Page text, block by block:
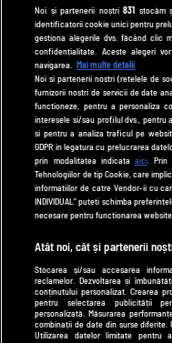
UTILE
Cod deontologic
Termeni și condiții
Politica de cookies
Politică de
Contact
Noi și partenerii noștri831 stocăm
identificatorii cookie unici pentru
gestiona alegerile dvs. făcând clic
confidențialitate. Aceste alegeri
navigarea.
Mai multe detalii
Noi si partenerii nostri (retelele de
furnizorii nostri de servicii de date
functioneze, pentru a personaliza
interesele si/sau profilul dvs., pentru
si pentru a analiza traficul pe
GDPR in legatura cu prelucrarea
prin modalitatea indicata aici. Prin
Tehnologiilor de tip Cookie, care
informatiilor de catre Vendor-ii cu care
INDIVIDUAL” puteti schimba
necesare pentru functionarea
Atât noi, cât și partenerii
Stocarea și/sau accesarea
reclamelor. Dezvoltarea și
conținutului personalizat. Crearea
pentru selectarea publicității
personalizată. Măsurarea
combinații de date din surse
Utilizarea datelor limitate pentru